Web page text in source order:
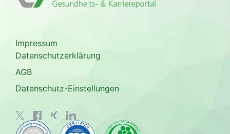
Impressum
Datenschutzerklärung
AGB
Datenschutz-Einstellungen